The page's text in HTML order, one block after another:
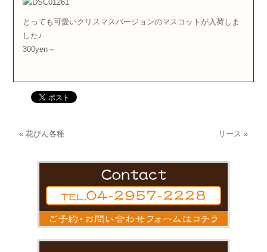
とっても可愛いクリスマスバージョンのマスコットが入荷しま
した♪
300yen～
«花びん各種 リース »